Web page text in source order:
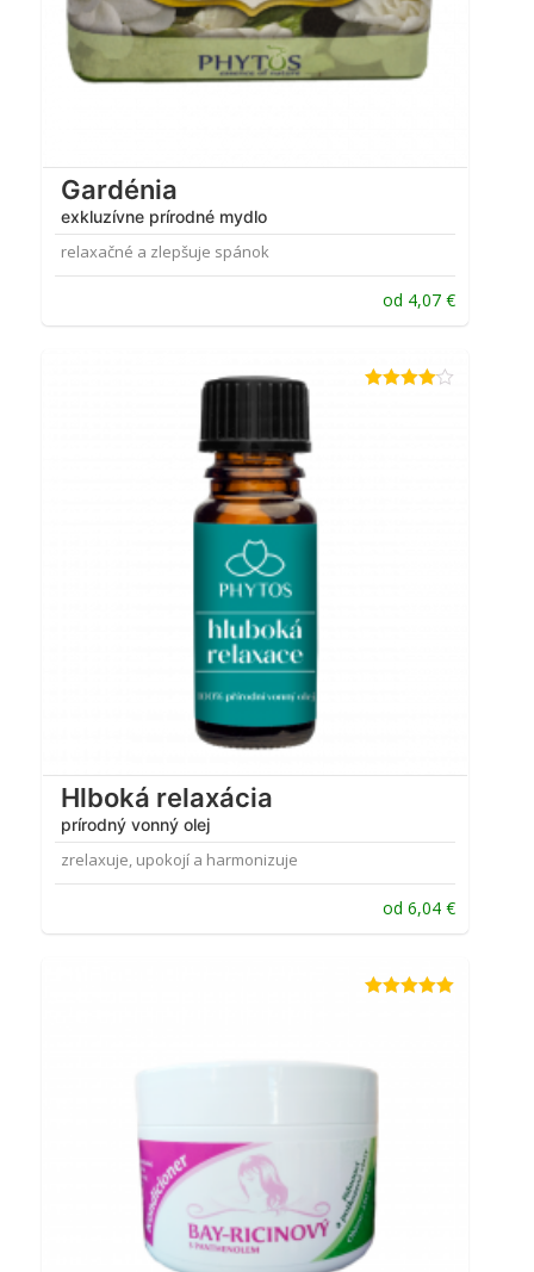
Gardénia
exkluzívne prírodné mydlo
relaxačné a zlepšuje spánok
od 4,07 €
Hlboká relaxácia
prírodný vonný olej
zrelaxuje, upokojí a harmonizuje
od 6,04 €